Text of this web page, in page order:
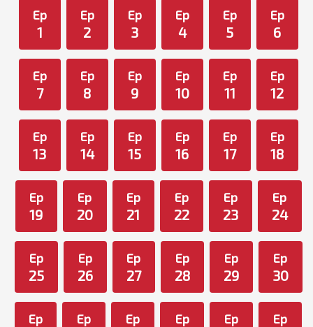
Ep
1
Ep
2
Ep
3
Ep
4
Ep
5
Ep
6
Ep
7
Ep
8
Ep
9
Ep
10
Ep
11
Ep
12
Ep
13
Ep
14
Ep
15
Ep
16
Ep
17
Ep
18
Ep
19
Ep
20
Ep
21
Ep
22
Ep
23
Ep
24
Ep
25
Ep
26
Ep
27
Ep
28
Ep
29
Ep
30
Ep Ep Ep Ep Ep Ep